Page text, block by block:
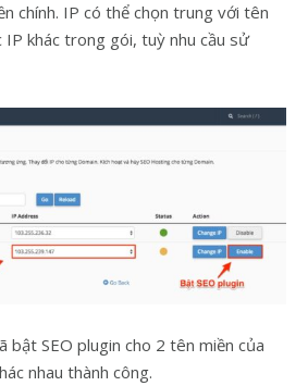
chính. IP có thể chọn trung với tên
IP khác trong gói, tuỳ nhu cầu sử
bật SEO plugin cho 2 tên miền của
nhau thành công.